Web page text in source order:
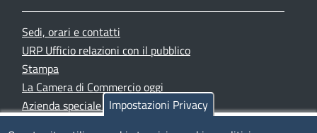
Sedi, orari e contatti
URP Ufficio relazioni con il pubblico
Stampa
La Camera di Commercio oggi
Azienda speciale PromoFirenze
Impostazioni Privacy